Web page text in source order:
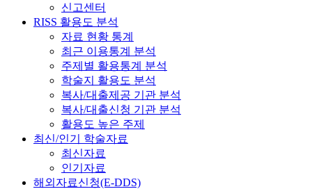
신고센터
RISS 활용도 분석
자료 현황 통계
최근 이용통계 분석
주제별 활용통계 분석
학술지 활용도 분석
복사/대출제공 기관 분석
복사/대출신청 기관 분석
활용도 높은 주제
최신/인기 학술자료
최신자료
인기자료
해외자료신청(E-DDS)